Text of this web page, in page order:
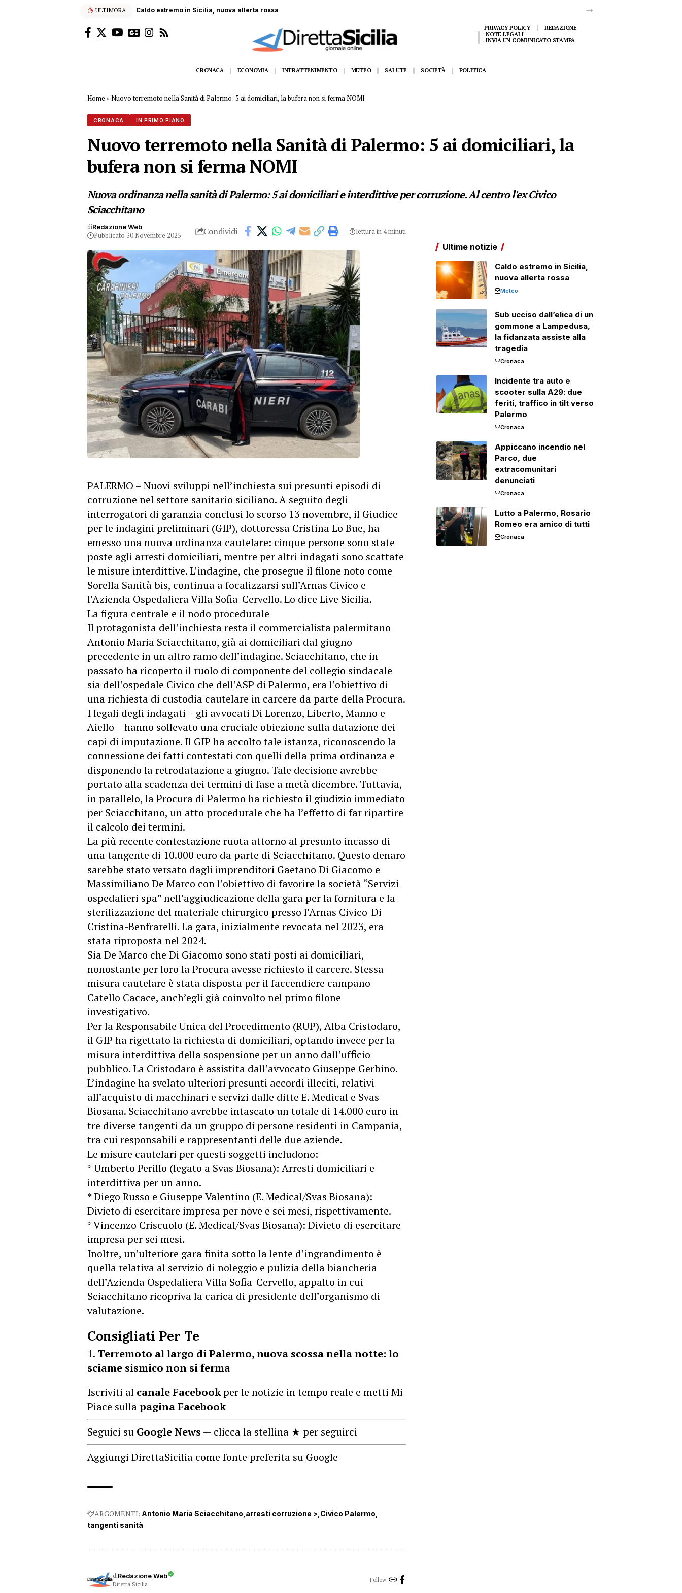
ULTIMORA Sub ucciso dall’elica di un gommone a Lampedusa, la fidanzata assiste alla tragedia
PRIVACY POLICY
REDAZIONE
NOTE LEGALI
INVIA UN COMUNICATO STAMPA
CRONACA ECONOMIA INTRATTENIMENTO METEO SALUTE SOCIETÀ POLITICA
Home »Nuovo terremoto nella Sanità di Palermo: 5 ai domiciliari, la bufera non si ferma NOMI
CRONACA IN PRIMO PIANO
Nuovo terremoto nella Sanità di Palermo: 5 ai domiciliari, la
bufera non si ferma NOMI
Nuova ordinanza nella sanità di Palermo: 5 ai domiciliari e interdittive per corruzione. Al centro l'ex Civico
Sciacchitano
diRedazione Web
Pubblicato 30 Novembre 2025 Condividi lettura in 4 minuti
PALERMO – Nuovi sviluppi nell’inchiesta sui presunti episodi di
corruzione nel settore sanitario siciliano. A seguito degli
interrogatori di garanzia conclusi lo scorso 13 novembre, il Giudice
per le indagini preliminari (GIP), dottoressa Cristina Lo Bue, ha
emesso una nuova ordinanza cautelare: cinque persone sono state
poste agli arresti domiciliari, mentre per altri indagati sono scattate
le misure interdittive. L’indagine, che prosegue il filone noto come
Sorella Sanità bis, continua a focalizzarsi sull’Arnas Civico e
l’Azienda Ospedaliera Villa Sofia-Cervello. Lo dice Live Sicilia.
La figura centrale e il nodo procedurale
Il protagonista dell’inchiesta resta il commercialista palermitano
Antonio Maria Sciacchitano, già ai domiciliari dal giugno
precedente in un altro ramo dell’indagine. Sciacchitano, che in
passato ha ricoperto il ruolo di componente del collegio sindacale
sia dell’ospedale Civico che dell’ASP di Palermo, era l’obiettivo di
una richiesta di custodia cautelare in carcere da parte della Procura.
I legali degli indagati – gli avvocati Di Lorenzo, Liberto, Manno e
Aiello – hanno sollevato una cruciale obiezione sulla datazione dei
capi di imputazione. Il GIP ha accolto tale istanza, riconoscendo la
connessione dei fatti contestati con quelli della prima ordinanza e
disponendo la retrodatazione a giugno. Tale decisione avrebbe
portato alla scadenza dei termini di fase a metà dicembre. Tuttavia,
in parallelo, la Procura di Palermo ha richiesto il giudizio immediato
per Sciacchitano, un atto procedurale che ha l’effetto di far ripartire
il calcolo dei termini.
La più recente contestazione ruota attorno al presunto incasso di
una tangente di 10.000 euro da parte di Sciacchitano. Questo denaro
sarebbe stato versato dagli imprenditori Gaetano Di Giacomo e
Massimiliano De Marco con l’obiettivo di favorire la società “Servizi
ospedalieri spa” nell’aggiudicazione della gara per la fornitura e la
sterilizzazione del materiale chirurgico presso l’Arnas Civico-Di
Cristina-Benfrarelli. La gara, inizialmente revocata nel 2023, era
stata riproposta nel 2024.
Sia De Marco che Di Giacomo sono stati posti ai domiciliari,
nonostante per loro la Procura avesse richiesto il carcere. Stessa
misura cautelare è stata disposta per il faccendiere campano
Catello Cacace, anch’egli già coinvolto nel primo filone
investigativo.
Per la Responsabile Unica del Procedimento (RUP), Alba Cristodaro,
il GIP ha rigettato la richiesta di domiciliari, optando invece per la
misura interdittiva della sospensione per un anno dall’ufficio
pubblico. La Cristodaro è assistita dall’avvocato Giuseppe Gerbino.
L’indagine ha svelato ulteriori presunti accordi illeciti, relativi
all’acquisto di macchinari e servizi dalle ditte E. Medical e Svas
Biosana. Sciacchitano avrebbe intascato un totale di 14.000 euro in
tre diverse tangenti da un gruppo di persone residenti in Campania,
tra cui responsabili e rappresentanti delle due aziende.
Le misure cautelari per questi soggetti includono:
* Umberto Perillo (legato a Svas Biosana): Arresti domiciliari e
interdittiva per un anno.
* Diego Russo e Giuseppe Valentino (E. Medical/Svas Biosana):
Divieto di esercitare impresa per nove e sei mesi, rispettivamente.
* Vincenzo Criscuolo (E. Medical/Svas Biosana): Divieto di esercitare
impresa per sei mesi.
Inoltre, un’ulteriore gara finita sotto la lente d’ingrandimento è
quella relativa al servizio di noleggio e pulizia della biancheria
dell’Azienda Ospedaliera Villa Sofia-Cervello, appalto in cui
Sciacchitano ricopriva la carica di presidente dell’organismo di
valutazione.
Consigliati Per Te
Terremoto al largo di Palermo, nuova scossa nella notte: lo
sciame sismico non si ferma
Iscriviti al canale Facebookper le notizie in tempo reale e metti Mi
Piace sullapagina Facebook
Seguici su Google News — clicca la stellina ★ per seguirci
Aggiungi DirettaSicilia come fonte preferita su Google
ARGOMENTI: Antonio Maria Sciacchitano arresti corruzione > Civico Palermo
tangenti sanità
diRedazione Web
Diretta Sicilia
Follow:
Ultime notizie
Caldo estremo in Sicilia,
nuova allerta rossa
Meteo
Sub ucciso dall’elica di un
gommone a Lampedusa,
la fidanzata assiste alla
tragedia
Cronaca
Incidente tra auto e
scooter sulla A29: due
feriti, traffico in tilt verso
Palermo
Cronaca
Appiccano incendio nel
Parco, due
extracomunitari
denunciati
Cronaca
Lutto a Palermo, Rosario
Romeo era amico di tutti
Cronaca